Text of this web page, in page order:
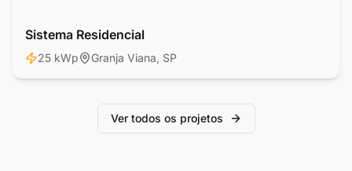
Residencial
Sistema Residencial
25 kWp Granja Viana, SP
Ver todos os projetos